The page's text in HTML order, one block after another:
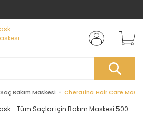
Saç Bakım Maskesi Cheratina Hair Care Mask